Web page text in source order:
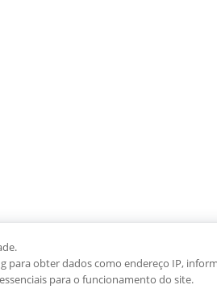
para obter dados como endereço IP,
para o funcionamento do site.